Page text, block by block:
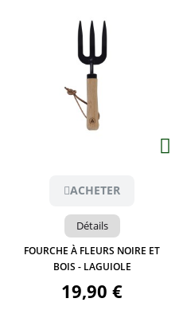
Aperçu
ACHETER
Détails
FOURCHE À FLEURS NOIRE ET
BOIS - LAGUIOLE
19,90 €